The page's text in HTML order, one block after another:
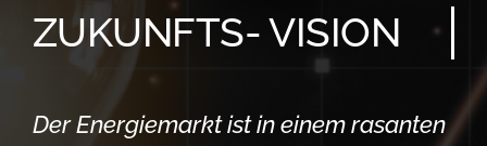
ZUKUNFTS- VISION
Der Energiemarkt ist in einem rasanten